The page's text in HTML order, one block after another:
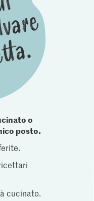
o
posto.
cucinato.